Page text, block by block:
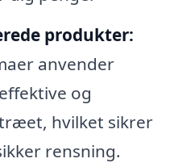
produkter:
anvender
og
hvilket sikrer
rensning.